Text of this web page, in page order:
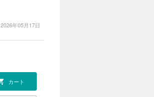
2026年05月17日
カート